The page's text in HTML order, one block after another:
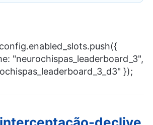
"neurochispas_leaderboard_3",
});